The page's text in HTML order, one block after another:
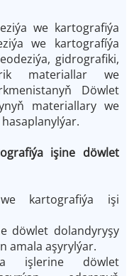
we kartografiýa
we kartografíýa
gidrografiki,
materiallar we
Döwlet
materiallary we
işine döwlet
kartografiýa işi
döwlet dolandyryşy
amala aşyrylýar.
işlerine döwlet